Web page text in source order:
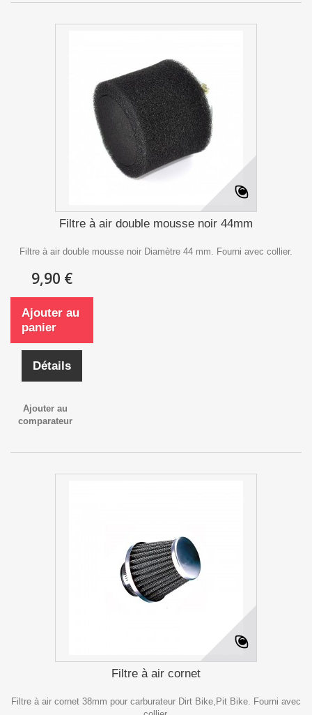
Filtre à air double mousse noir 44mm
Filtre à air double mousse noir Diamètre 44 mm. Fourni avec collier.
9,90 €
Ajouter au
panier
Détails
Ajouter au
comparateur
Filtre à air cornet
Filtre à air cornet 38mm pour carburateur Dirt Bike,Pit Bike. Fourni avec